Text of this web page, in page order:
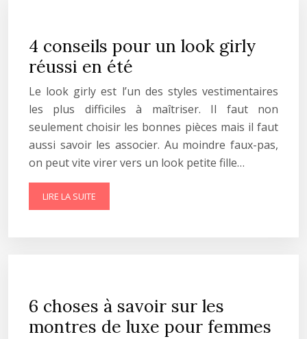
4 conseils pour un look girly
réussi en été
Le look girly est l’un des styles vestimentaires
les plus difficiles à maîtriser. Il faut non
seulement choisir les bonnes pièces mais il faut
aussi savoir les associer. Au moindre faux-pas,
on peut vite virer vers un look petite fille…
LIRE LA SUITE
6 choses à savoir sur les
montres de luxe pour femmes